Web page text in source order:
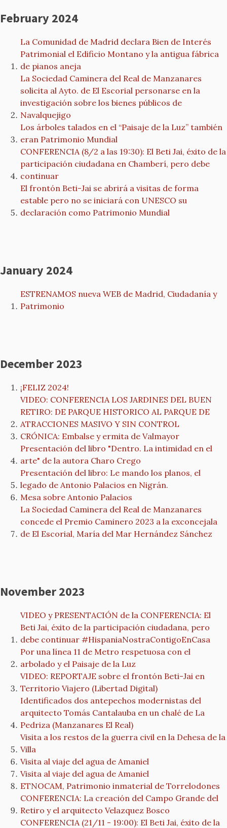
February 2024
La Comunidad de Madrid declara Bien de Interés
Patrimonial el Edificio Montano y la antigua fábrica
de pianos aneja
La Sociedad Caminera del Real de Manzanares
solicita al Ayto. de El Escorial personarse en la
investigación sobre los bienes públicos de
Navalquejigo
Los árboles talados en el “Paisaje de la Luz” también
eran Patrimonio Mundial
CONFERENCIA (8/2 a las 19:30): El Beti Jai, éxito de la
participación ciudadana en Chamberí, pero debe
continuar
El frontón Beti-Jai se abrirá a visitas de forma
estable pero no se iniciará con UNESCO su
declaración como Patrimonio Mundial
January 2024
ESTRENAMOS nueva WEB de Madrid, Ciudadanía y
Patrimonio
December 2023
¡FELIZ 2024!
VIDEO: CONFERENCIA LOS JARDINES DEL BUEN
RETIRO: DE PARQUE HISTORICO AL PARQUE DE
ATRACCIONES MASIVO Y SIN CONTROL
CRÓNICA: Embalse y ermita de Valmayor
Presentación del libro "Dentro. La intimidad en el
arte" de la autora Charo Crego
Presentación del libro: Le mando los planos, el
legado de Antonio Palacios en Nigrán.
Mesa sobre Antonio Palacios
La Sociedad Caminera del Real de Manzanares
concede el Premio Caminero 2023 a la exconcejala
de El Escorial, María del Mar Hernández Sánchez
November 2023
VIDEO y PRESENTACIÓN de la CONFERENCIA: El
Beti Jai, éxito de la participación ciudadana, pero
debe continuar #HispaniaNostraContigoEnCasa
Por una línea 11 de Metro respetuosa con el
arbolado y el Paisaje de la Luz
VIDEO: REPORTAJE sobre el frontón Beti-Jai en
Territorio Viajero (Libertad Digital)
Identificados dos antepechos modernistas del
arquitecto Tomás Cantalauba en un chalé de La
Pedriza (Manzanares El Real)
Visita a los restos de la guerra civil en la Dehesa de la
Villa
Visita al viaje del agua de Amaniel
Visita al viaje del agua de Amaniel
ETNOCAM, Patrimonio inmaterial de Torrelodones
CONFERENCIA: La creación del Campo Grande del
Retiro y el arquitecto Velazquez Bosco
CONFERENCIA (21/11 - 19:00): El Beti Jai, éxito de la